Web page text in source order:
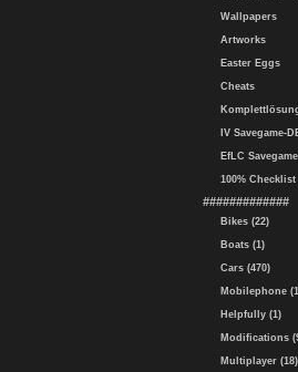
Wallpapers
Artworks
Easter Eggs
Cheats
IV Savegame-
EfLC
100% Checklist
#############
Bikes (22)
Boats (1)
Cars (470)
Mobilephone
Helpfully (1)
Modifications
Multiplayer (18)